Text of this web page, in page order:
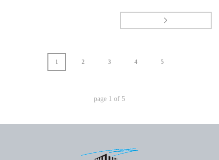
1 2 3 4 5
page 1 of 5